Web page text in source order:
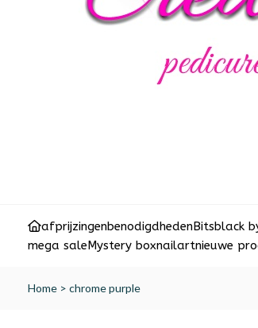
afprijzingenbenodigdhedenBitsblack
mega saleMystery boxnailartnieuwe
Home > chrome purple